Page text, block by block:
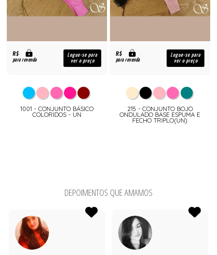
R$
para revenda
Logue-se para
ver o preço
1001 - CONJUNTO BÁSICO
COLORIDOS - UN
R$
para revenda
Logue-se para
ver o preço
215 - CONJUNTO BOJO
ONDULADO BASE ESPUMA E
FECHO TRIPLO(UN)
DEPOIMENTOS QUE AMAMOS